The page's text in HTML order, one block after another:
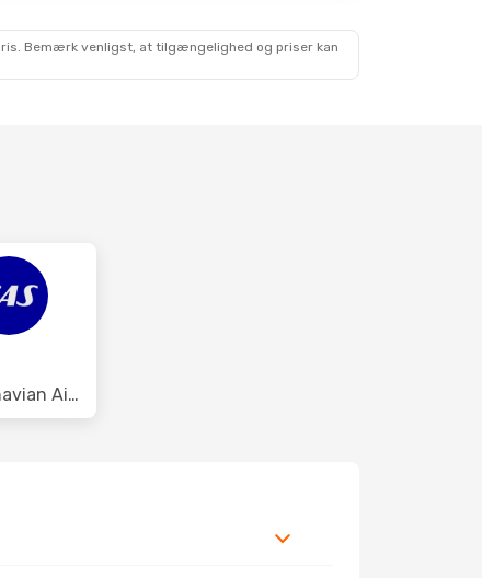
Bemærk venligst, at tilgængelighed og priser kan
Scandinavian Airlines